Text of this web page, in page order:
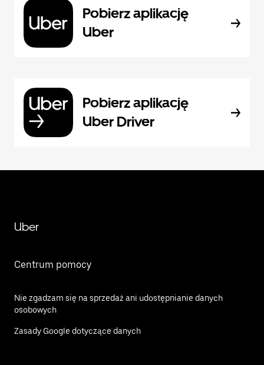
Pobierz aplikację
Uber
Pobierz aplikację
Uber Driver
Uber
Centrum pomocy
Nie zgadzam się na sprzedaż ani udostępnianie danych
osobowych
Zasady Google dotyczące danych